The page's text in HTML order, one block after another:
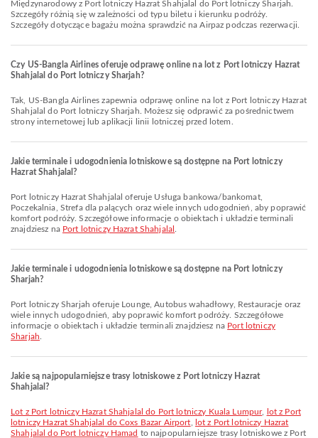
Międzynarodowy z Port lotniczy Hazrat Shahjalal do Port lotniczy Sharjah.
Szczegóły różnią się w zależności od typu biletu i kierunku podróży.
Szczegóły dotyczące bagażu można sprawdzić na Airpaz podczas rezerwacji.
Czy US-Bangla Airlines oferuje odprawę online na lot z Port lotniczy Hazrat
Shahjalal do Port lotniczy Sharjah?
Tak, US-Bangla Airlines zapewnia odprawę online na lot z Port lotniczy Hazrat
Shahjalal do Port lotniczy Sharjah. Możesz się odprawić za pośrednictwem
strony internetowej lub aplikacji linii lotniczej przed lotem.
Jakie terminale i udogodnienia lotniskowe są dostępne na Port lotniczy
Hazrat Shahjalal?
Port lotniczy Hazrat Shahjalal oferuje Usługa bankowa/bankomat,
Poczekalnia, Strefa dla palących oraz wiele innych udogodnień, aby poprawić
komfort podróży. Szczegółowe informacje o obiektach i układzie terminali
znajdziesz na Port lotniczy Hazrat Shahjalal
Jakie terminale i udogodnienia lotniskowe są dostępne na Port lotniczy
Sharjah?
Port lotniczy Sharjah oferuje Lounge, Autobus wahadłowy, Restauracje oraz
wiele innych udogodnień, aby poprawić komfort podróży. Szczegółowe
informacje o obiektach i układzie terminali znajdziesz na Port lotniczy
Sharjah
Jakie są najpopularniejsze trasy lotniskowe z Port lotniczy Hazrat
Shahjalal?
lot z Port lotniczy Hazrat Shahjalal do Port lotniczy Kuala Lumpur,
lot z Port
lotniczy Hazrat Shahjalal do Coxs Bazar Airport
lot z Port lotniczy Hazrat
Shahjalal do Port lotniczy Hamad to najpopularniejsze trasy lotniskowe z Port